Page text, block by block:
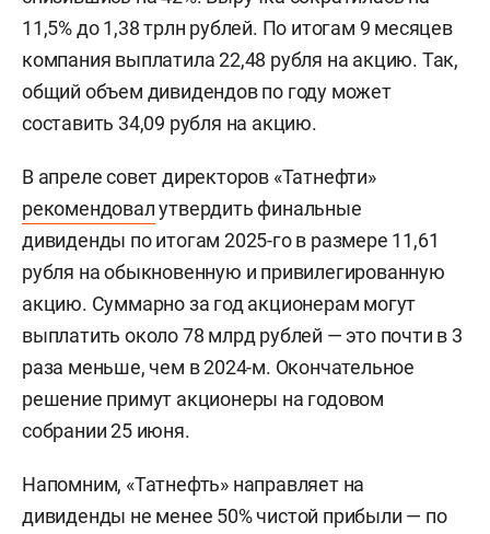
11,5% до 1,38 трлн рублей. По итогам 9 месяцев
компания выплатила 22,48 рубля на акцию. Так,
общий объем дивидендов по году может
составить 34,09 рубля на акцию.
В апреле совет директоров «Татнефти»
рекомендовалутвердить финальные
дивиденды по итогам 2025-го в размере 11,61
рубля на обыкновенную и привилегированную
акцию. Суммарно за год акционерам могут
выплатить около 78 млрд рублей — это почти в 3
раза меньше, чем в 2024-м. Окончательное
решение примут акционеры на годовом
собрании 25 июня.
Напомним, «Татнефть» направляет на
дивиденды не менее 50% чистой прибыли — по